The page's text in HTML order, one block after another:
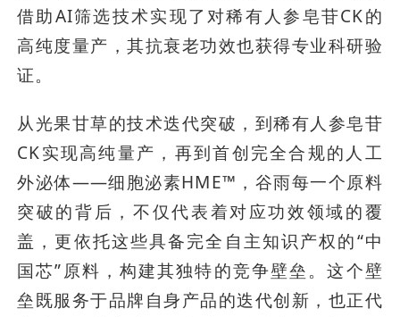
借助AI筛选技术实现了对稀有人参皂苷CK的
高纯度量产，其抗衰老功效也获得专业科研验
证。
从光果甘草的技术迭代突破，到稀有人参皂苷
CK实现高纯量产，再到首创完全合规的人工
外泌体——细胞泌素HME™，谷雨每一个原料
突破的背后，不仅代表着对应功效领域的覆
盖，更依托这些具备完全自主知识产权的“中
国芯”原料，构建其独特的竞争壁垒。这个壁
垒既服务于品牌自身产品的迭代创新，也正代